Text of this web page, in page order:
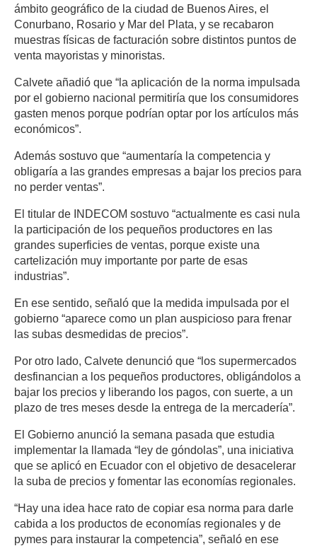
ámbito geográfico de la ciudad de Buenos Aires, el
Conurbano, Rosario y Mar del Plata, y se recabaron
muestras físicas de facturación sobre distintos puntos de
venta mayoristas y minoristas.
Calvete añadió que “la aplicación de la norma impulsada
por el gobierno nacional permitiría que los consumidores
gasten menos porque podrían optar por los artículos más
económicos”.
Además sostuvo que “aumentaría la competencia y
obligaría a las grandes empresas a bajar los precios para
no perder ventas”.
El titular de INDECOM sostuvo “actualmente es casi nula
la participación de los pequeños productores en las
grandes superficies de ventas, porque existe una
cartelización muy importante por parte de esas
industrias”.
En ese sentido, señaló que la medida impulsada por el
gobierno “aparece como un plan auspicioso para frenar
las subas desmedidas de precios”.
Por otro lado, Calvete denunció que “los supermercados
desfinancian a los pequeños productores, obligándolos a
bajar los precios y liberando los pagos, con suerte, a un
plazo de tres meses desde la entrega de la mercadería”.
El Gobierno anunció la semana pasada que estudia
implementar la llamada “ley de góndolas”, una iniciativa
que se aplicó en Ecuador con el objetivo de desacelerar
la suba de precios y fomentar las economías regionales.
“Hay una idea hace rato de copiar esa norma para darle
cabida a los productos de economías regionales y de
pymes para instaurar la competencia”, señaló en ese